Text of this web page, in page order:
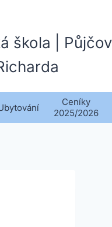
škola |
Ceníky
2025/2026